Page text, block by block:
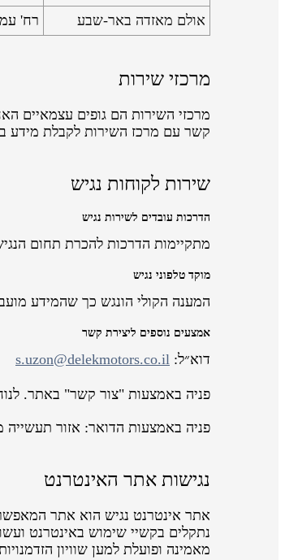
אולם מאזדה באר-שבע
רח' עמל 2, באר
מרכזי שירות
מרכזי השירות הם גופים עצמאיים
קשר עם מרכז השירות לקבלת מידע
שירות לקוחות נגיש
הדרכות עובדים לשירות נגיש
מתקיימות הדרכות להכרת תחום
מוקד טלפוני נגיש
המענה הקולי הונגש כך שהמידע
אמצעים נוספים ליצירת קשר
דוא״ל: s.uzon@delekmotors.co.il
פניה באמצעות "צור קשר" באתר.
פניה באמצעות הדואר: אזור תעשייה מושב ניר
נגישות אתר האינטרנט
מאמינה ופועלת למען שוויון